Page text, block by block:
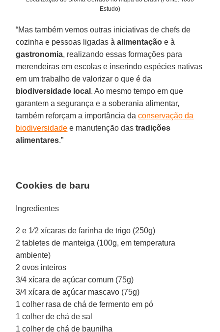
Estudo)
“Mas também vemos outras iniciativas de chefs de
cozinha e pessoas ligadas àalimentação e à
gastronomia, realizando essas formações para
merendeiras em escolas e inserindo espécies nativas
em um trabalho de valorizar o que é da
biodiversidade local . Ao mesmo tempo em que
garantem a segurança e a soberania alimentar,
também reforçam a importância daconservação da
biodiversidade e manutenção dastradições
alimentares.”
Cookies de baru
Ingredientes
2 e 1⁄2 xícaras de farinha de trigo (250g)
2 tabletes de manteiga (100g, em temperatura
ambiente)
2 ovos inteiros
3/4 xícara de açúcar comum (75g)
3/4 xícara de açúcar mascavo (75g)
1 colher rasa de chá de fermento em pó
1 colher de chá de sal
1 colher de chá de baunilha